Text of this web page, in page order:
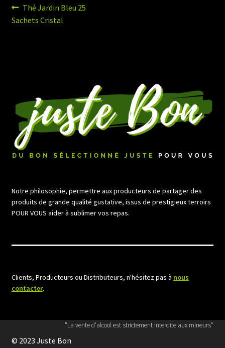
Navigation
de
Article
précédent :
Thé Jardin Bleu 25
Sachets Cristal
Notre philosophie, permettre aux producteurs de partager des
produits de grande qualité gustative, issus de prestigieux terroirs
POUR VOUS aider à sublimer vos repas.
Clients, Producteurs ou Distributeurs, n'hésitez pas à nous
contacter.
"La vente d'alcool est strictement interdite aux mineurs"
© 2023 Juste Bon